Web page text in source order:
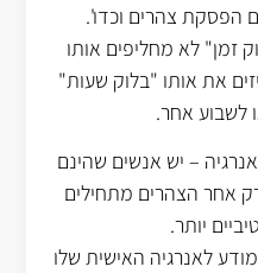
הפסקת צהרים וכדו'.
זמן" לא מחליפים אותו
את אותו "בלוק שעות"
לשבוע אחר.
– יש אנשים שהינם
אחר הצהרים מתחילים
יותר.
לאנרגיה האישית שלו